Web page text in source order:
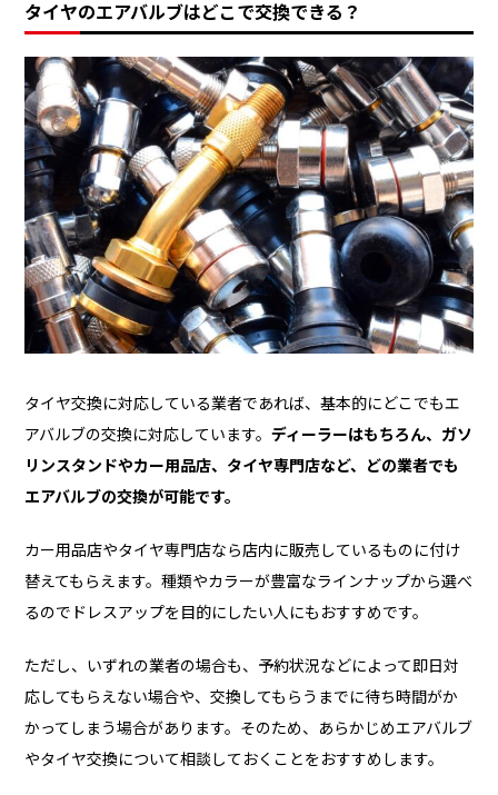
タイヤのエアバルブはどこで交換できる？
タイヤ交換に対応している業者であれば、基本的にどこでもエ
アバルブの交換に対応しています。ディーラーはもちろん、ガソ
リンスタンドやカー用品店、タイヤ専門店など、どの業者でも
エアバルブの交換が可能です。
カー用品店やタイヤ専門店なら店内に販売しているものに付け
替えてもらえます。種類やカラーが豊富なラインナップから選べ
るのでドレスアップを目的にしたい人にもおすすめです。
ただし、いずれの業者の場合も、予約状況などによって即日対
応してもらえない場合や、交換してもらうまでに待ち時間がか
かってしまう場合があります。そのため、あらかじめエアバルブ
やタイヤ交換について相談しておくことをおすすめします。